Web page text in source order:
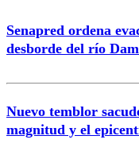
Correo
Senapred ordena
desborde del río
Nuevo temblor
magnitud y el